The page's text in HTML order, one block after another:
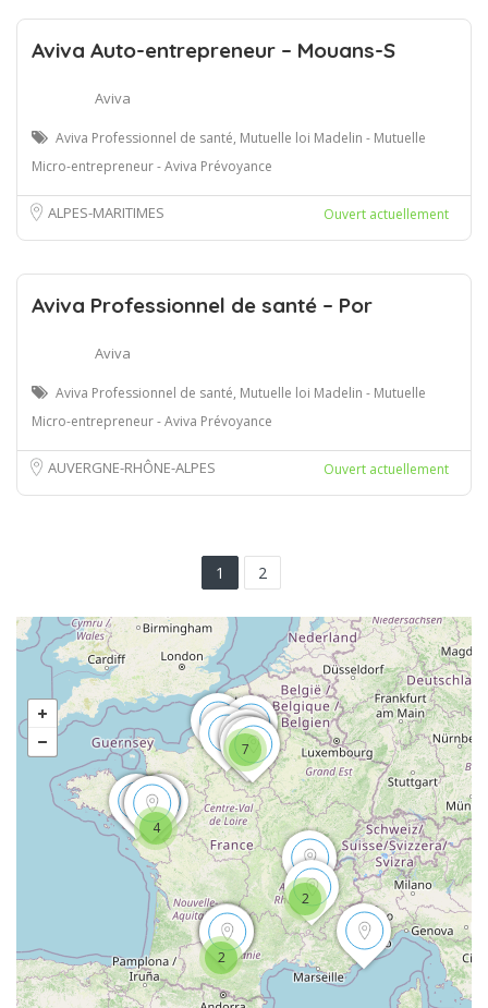
Aviva Auto-entrepreneur – Mouans-S
Aviva
Aviva Professionnel de santé, Mutuelle loi Madelin - Mutuelle
Micro-entrepreneur - Aviva Prévoyance
ALPES-MARITIMES Ouvert actuellement
Aviva Professionnel de santé – Por
Aviva
Aviva Professionnel de santé, Mutuelle loi Madelin - Mutuelle
Micro-entrepreneur - Aviva Prévoyance
AUVERGNE-RHÔNE-ALPES Ouvert actuellement
1 2
7
2
4
2